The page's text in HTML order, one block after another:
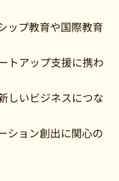
ップ教育や国際教育
トアップ支援に携わ
しいビジネスにつな
ション創出に関心の